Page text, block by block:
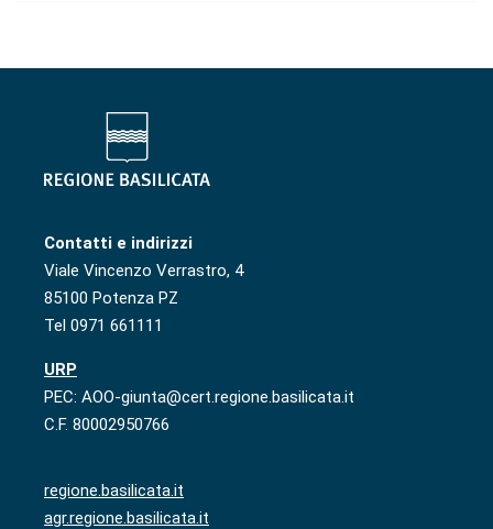
Contatti e indirizzi
Viale Vincenzo Verrastro, 4
85100 Potenza PZ
Tel 0971 661111
URP
PEC: AOO-giunta@cert.regione.basilicata.it
C.F. 80002950766
regione.basilicata.it
agr.regione.basilicata.it